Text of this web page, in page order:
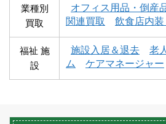
蘭越町不用品回収
業種別
買取
オフィス用品・倒産
関連買取
飲食店内
福祉 施
設
施設入居＆退去
老
ム
ケアマネージャー